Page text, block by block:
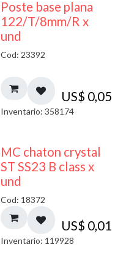
Poste base plana
122/T/8mm/R x
und
Cod: 23392
US$ 0,05
Inventario: 358174
MC chaton crystal
ST SS23 B class x
und
Cod: 18372
US$ 0,01
Inventario: 119928